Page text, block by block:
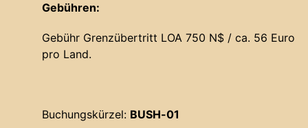
Gebühren:
Gebühr Grenzübertritt LOA 750 N$ / ca. 56 Euro
pro Land.
Buchungskürzel: BUSH-01